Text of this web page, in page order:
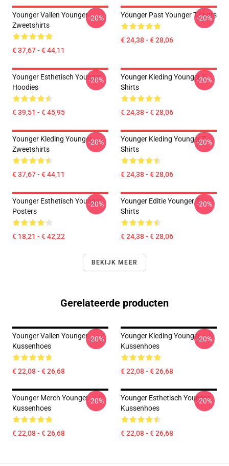
Younger Vallen Younger
Zweetshirts
€ 37,67 - € 44,11
-20% Younger Past Younger T-Shirts
€ 24,38 - € 28,06
-20%
Younger Esthetisch Younger
Hoodies
€ 39,51 - € 45,95
-20%
Younger Kleding Younger T-
Shirts
€ 24,38 - € 28,06
-20%
Younger Kleding Younger
Zweetshirts
€ 37,67 - € 44,11
-20%
Younger Kleding Younger T-
Shirts
€ 24,38 - € 28,06
-20%
Younger Esthetisch Younger
Posters
€ 18,21 - € 42,22
-20%
Younger Editie Younger T-
Shirts
€ 24,38 - € 28,06
-20%
BEKIJK MEER
Gerelateerde producten
Younger Vallen Younger
Kussenhoes
€ 22,08 - € 26,68
-20%
Younger Kleding Younger
Kussenhoes
€ 22,08 - € 26,68
-20%
Younger Merch Younger
Kussenhoes
€ 22,08 - € 26,68
-20%
Younger Esthetisch Younger
Kussenhoes
€ 22,08 - € 26,68
-20%